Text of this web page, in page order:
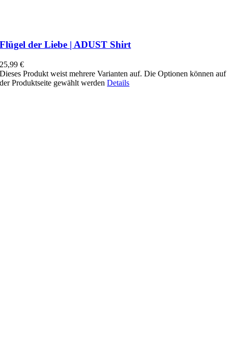
Flügel der Liebe | ADUST Shirt
25,99€
Dieses Produkt weist mehrere Varianten auf. Die Optionen können auf
der Produktseite gewählt werdenDetails